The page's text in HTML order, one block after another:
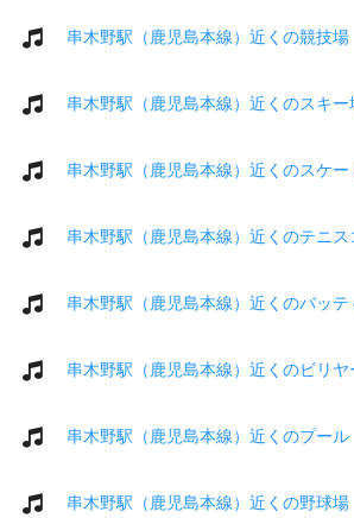
串木野駅（鹿児島本線）近くの競技場
串木野駅（鹿児島本線）近くのスキー
串木野駅（鹿児島本線）近くのスケー
串木野駅（鹿児島本線）近くのテニス
串木野駅（鹿児島本線）近くのバッ
串木野駅（鹿児島本線）近くのビリヤ
串木野駅（鹿児島本線）近くのプール
串木野駅（鹿児島本線）近くの野球場